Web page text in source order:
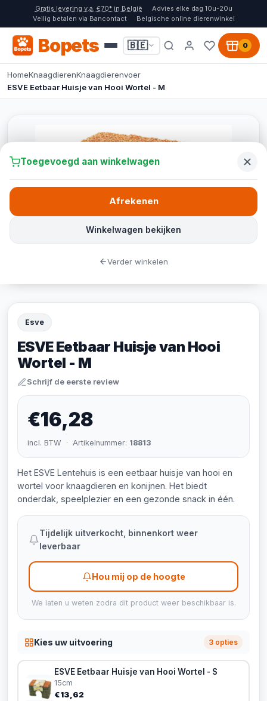
Gratis levering v.a. €70* in België
Advies elke dag 10u-20u
Veilig betalen via Bancontact
Belgische online dierenwinkel
Bopets 🇧🇪 0
HomeKnaagdierenKnaagdierenvoer
ESVE Eetbaar Huisje van Hooi Wortel - M
Esve
ESVE Eetbaar Huisje van Hooi
Wortel - M
Schrijf de eerste review
€16,28
incl. BTW · Artikelnummer: 18813
Het ESVE Lentehuis is een eetbaar huisje van hooi en
wortel voor knaagdieren en konijnen. Het biedt
onderdak, speelplezier en een gezonde snack in één.
Tijdelijk uitverkocht, binnenkort weer
leverbaar
Hou mij op de hoogte
We laten u weten zodra dit product weer beschikbaar is.
Kies uw uitvoering 3 opties
ESVE Eetbaar Huisje van Hooi Wortel - S
15cm
€13,62
Toegevoegd aan winkelwagen
Winkelwagen bekijken
Afrekenen
Verder winkelen